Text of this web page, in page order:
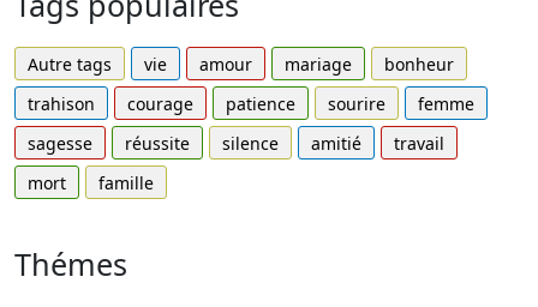
Autre tags vie amour mariage
bonheur
trahison
courage patience sourire
femme
sagesse
réussite silence amitié
travail
mort
famille
Thémes